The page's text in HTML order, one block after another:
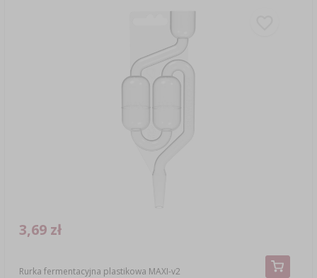
Rurka fermentacyjna plastikowa MAXI-v2
3,69 zł